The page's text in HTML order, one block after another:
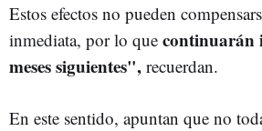
Estos efectos no pueden
inmediata, por lo que continuarán
meses siguientes", recuerdan.
En este sentido, apuntan que no